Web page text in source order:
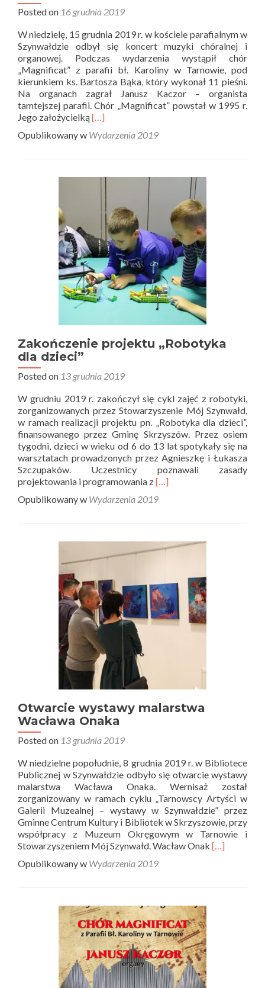
Posted on 16 grudnia 2019
W niedzielę, 15 grudnia 2019 r. w kościele parafialnym w
Szynwałdzie odbył się koncert muzyki chóralnej i
organowej. Podczas wydarzenia wystąpił chór
„Magnificat” z parafii bł. Karoliny w Tarnowie, pod
kierunkiem ks. Bartosza Bąka, który wykonał 11 pieśni.
Na organach zagrał Janusz Kaczor – organista
tamtejszej parafii. Chór „Magnificat” powstał w 1995 r.
Jego założycielkąRead
about
Magnificat
[…]
Opublikowany w Wydarzenia 2019
Zakończenie projektu „Robotyka
dla dzieci”
Posted on 13 grudnia 2019
W grudniu 2019 r. zakończył się cykl zajęć z robotyki,
zorganizowanych przez Stowarzyszenie Mój Szynwałd,
w ramach realizacji projektu pn. „Robotyka dla dzieci”,
finansowanego przez Gminę Skrzyszów. Przez osiem
tygodni, dzieci w wieku od 6 do 13 lat spotykały się na
warsztatach prowadzonych przez Agnieszkę i Łukasza
Szczupaków. Uczestnicy poznawali zasady
projektowania i programowania zRead
about
„Robotyka
dla
[…]
Opublikowany w Wydarzenia 2019
Otwarcie wystawy malarstwa
Wacława Onaka
Posted on 13 grudnia 2019
W niedzielne popołudnie, 8 grudnia 2019 r. w Bibliotece
Publicznej w Szynwałdzie odbyło się otwarcie wystawy
malarstwa Wacława Onaka. Wernisaż został
zorganizowany w ramach cyklu „Tarnowscy Artyści w
Galerii Muzealnej – wystawy w Szynwałdzie” przez
Gminne Centrum Kultury i Bibliotek w Skrzyszowie, przy
współpracy z Muzeum Okręgowym w Tarnowie i
Stowarzyszeniem Mój Szynwałd. Wacław Onak Read
[…]
Opublikowany w Wydarzenia 2019